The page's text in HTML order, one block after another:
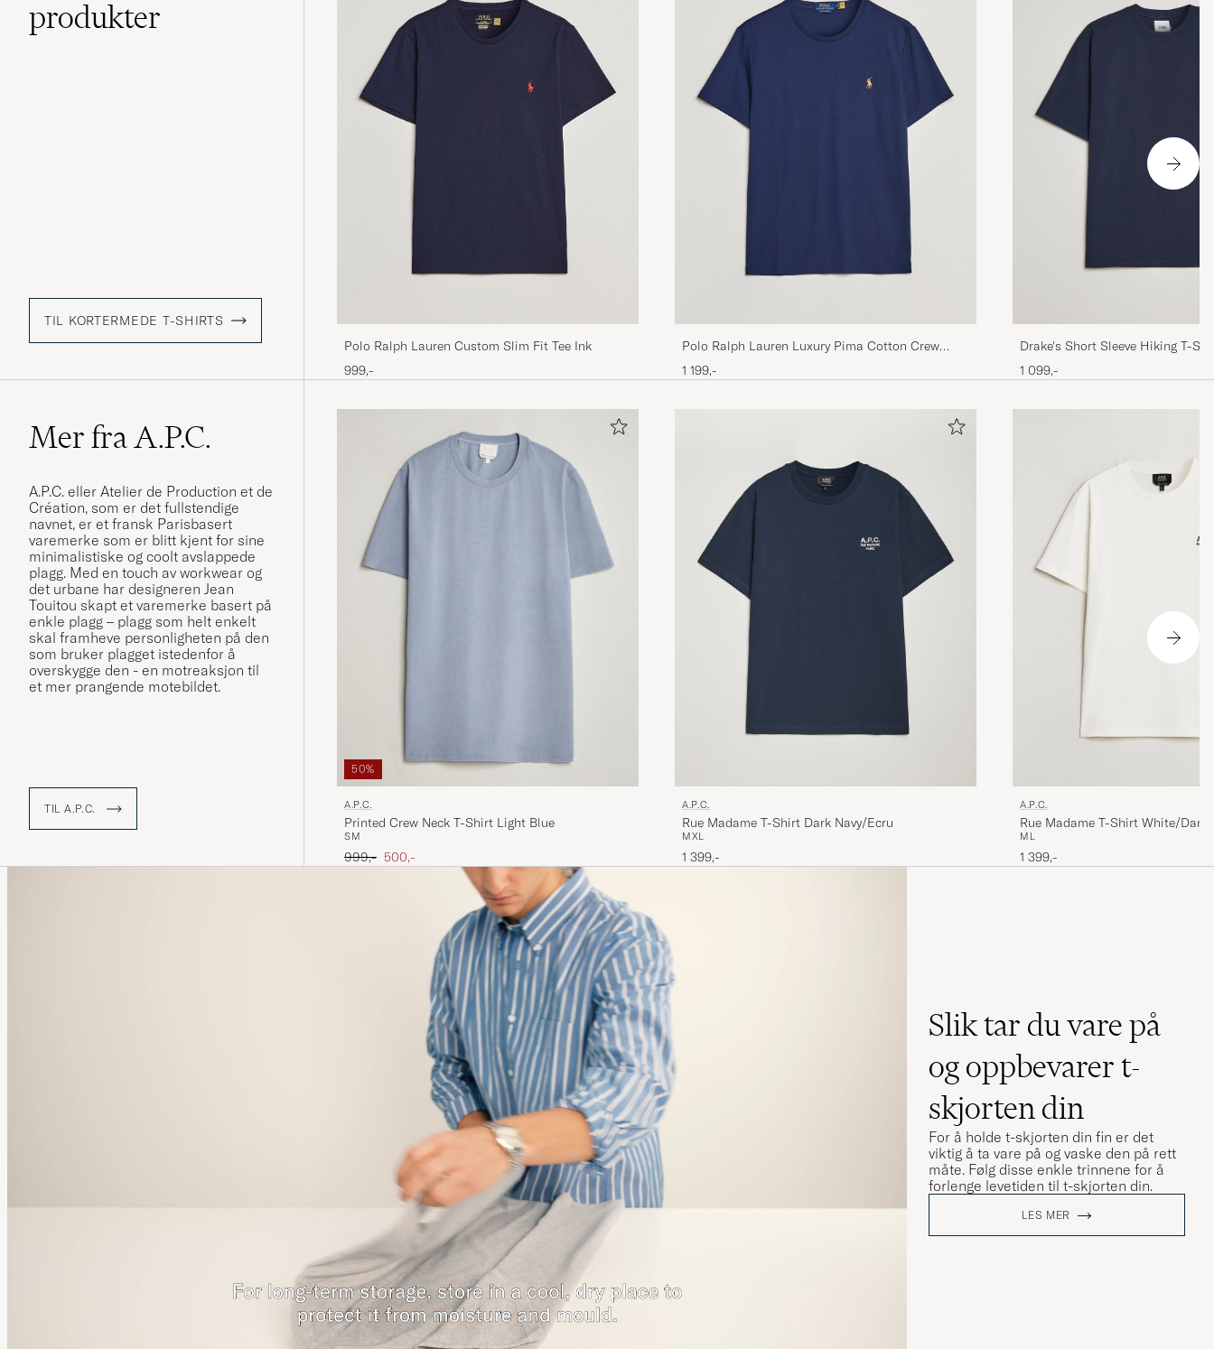
produkter
TIL KORTERMEDE T-SHIRTS
Polo Ralph Lauren Custom Slim Fit Tee Ink
999,-
Polo Ralph Lauren Luxury Pima Cotton Crew
Neck T-Shirt Refined Navy
1 199,-
Drake's Short Sleeve Hiking T-
1 099,-
Mer fra A.P.C.
A.P.C. eller Atelier de Production et de
Création, som er det fullstendige
navnet, er et fransk Parisbasert
varemerke som er blitt kjent for sine
minimalistiske og coolt avslappede
plagg. Med en touch av workwear og
det urbane har designeren Jean
Touitou skapt et varemerke basert på
enkle plagg – plagg som helt enkelt
skal framheve personligheten på den
som bruker plagget istedenfor å
overskygge den - en motreaksjon til
et mer prangende motebildet.
TIL A.P.C.
50%
A.P.C.
Printed Crew Neck T-Shirt Light Blue
SM
Ordinær pris
999,- Nedsatt pris
500,-
A.P.C.
Rue Madame T-Shirt Dark Navy/Ecru
MXL
1 399,-
A.P.C.
Rue Madame T-Shirt White/Dark
M L
1 399,-
Slik tar du vare på
og oppbevarer t-
skjorten din
For å holde t-skjorten din fin er det
viktig å ta vare på og vaske den på rett
måte. Følg disse enkle trinnene for å
forlenge levetiden til t-skjorten din.
LES MER